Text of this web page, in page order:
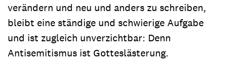
verändern und neu und anders zu schreiben,
bleibt eine ständige und schwierige Aufgabe
und ist zugleich unverzichtbar: Denn
Antisemitismus ist Gotteslästerung.